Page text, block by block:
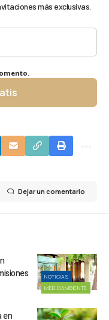
más exclusivas.
Dejar un comentario
NOTICIAS
MEDIOAMBIENTE
en